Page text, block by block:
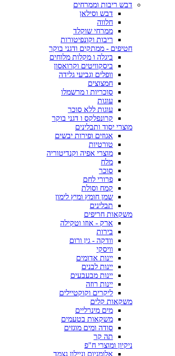
דבש ריבות וממרחים
דבש וסילאן
חלווה
ממרחי שוקלד
ריבות וקונפיטורות
חטיפים - ממתקים ודגני בוקר
ביגלה ו מקלות מלוחים
ביסקוויטים וקרואסון
וופלים וגביעי גלידה
חמצוצים
סוכריות ו מרשמלו
עוגות
עוגות ללא סוכר
קרונפלקס ו דגני בוקר
מוצרי יסוד ותבלינים
אגוזים ופירות יבשים
טורטיות
מוצרי אפיה וקנדיטוריה
מלח
סוכר
פרורי לחם
קמח וסולת
שמן חומץ ומיץ לימון
תבלינים
משקאות חריפים
ארק - אוזו וטקילה
בירות
וודקה - גין ורום
וויסקי
יינות אדומים
יינות לבנים
יינות מבעבעים
יינות רוזה
ליקרים וקוקטיילים
משקאות קלים
מים מינרליים
משקאות בטעמים
סודה ומים מוגזים
תה קר
ניקיון ומוצרי ח"פ
אלומניום וניילון נצמד